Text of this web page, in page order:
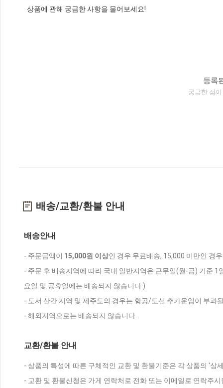
상품에 관해 궁금한 사항을 물어보세요!
등록
궁금한 점
배송/교환/환불 안내
배송안내
- 주문금액이 15,000원 이상인 경우 무료배송, 15,000 미만인 경
- 주문 후 배송지역에 따라 국내 일반지역은 근무일(월-금) 기준
요일 및 공휴일에는 배송되지 않습니다.)
- 도서 산간 지역 및 제주도의 경우는 항공/도선 추가운임이 부과
- 해외지역으로는 배송되지 않습니다.
교환/환불 안내
- 상품의 특성에 따른 구체적인 교환 및 환불기준은 각 상품의 '상
- 교환 및 환불신청은 가게 연락처로 전화 또는 이메일로 연락주